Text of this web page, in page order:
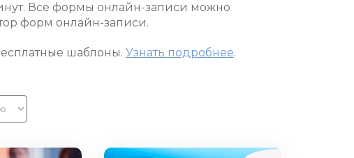
Все формы онлайн-записи можно
форм онлайн-записи.
шаблоны. Узнать подробнее.